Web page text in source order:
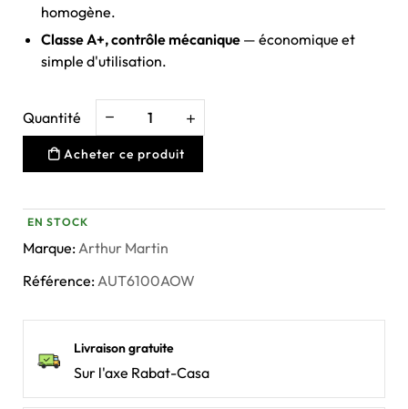
homogène.
Classe A+, contrôle mécanique — économique et
simple d'utilisation.
Quantité
Acheter ce produit
EN STOCK
Marque:Arthur Martin
Référence:AUT6100AOW
Livraison gratuite
Sur l'axe Rabat-Casa